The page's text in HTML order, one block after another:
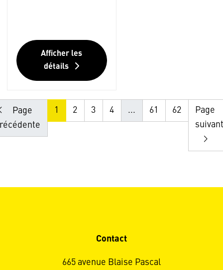
Afficher les
détails
Page
1 2 3 4 ... 61 62
Page
Contact
665 avenue Blaise Pascal